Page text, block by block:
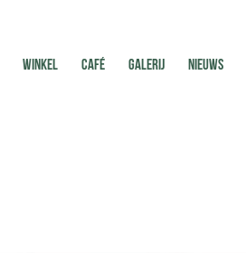
WINKEL CAFÉ GALERIJ NIEUWS